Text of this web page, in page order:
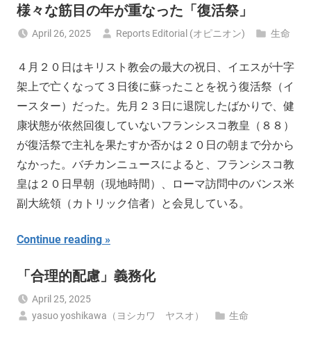
様々な筋目の年が重なった「復活祭」
April 26, 2025 Reports Editorial (オピニオン) 生命
４月２０日はキリスト教会の最大の祝日、イエスが十字
架上で亡くなって３日後に蘇ったことを祝う復活祭（イ
ースター）だった。先月２３日に退院したばかりで、健
康状態が依然回復していないフランシスコ教皇（８８）
が復活祭で主礼を果たすか否かは２０日の朝まで分から
なかった。バチカンニュースによると、フランシスコ教
皇は２０日早朝（現地時間）、ローマ訪問中のバンス米
副大統領（カトリック信者）と会見している。
Continue reading
「合理的配慮」義務化
April 25, 2025
yasuo yoshikawa（ヨシカワ ヤスオ）
生命